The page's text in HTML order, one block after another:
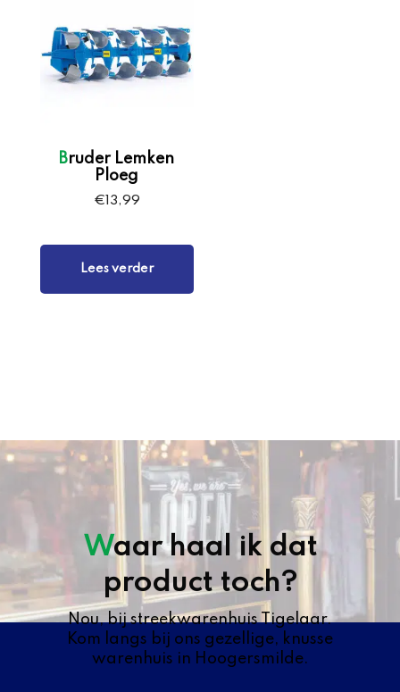
Bruder Lemken
Ploeg
€ 13,99
Lees verder
Waar haal ik dat
product toch?
Nou, bij streekwarenhuis Tigelaar.
Kom langs bij ons gezellige, knusse
warenhuis in Hoogersmilde.